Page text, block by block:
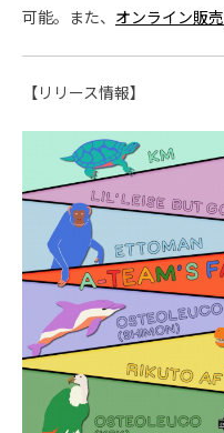
可能。また、 オンライン販売
【リリース情報】